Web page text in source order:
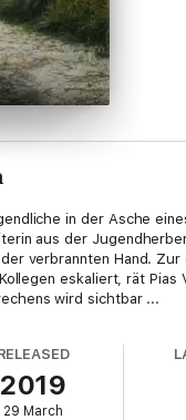
in der Asche
aus der
verbrannten Hand.
eskaliert, rät
wird sichtbar ...
2019
29 March